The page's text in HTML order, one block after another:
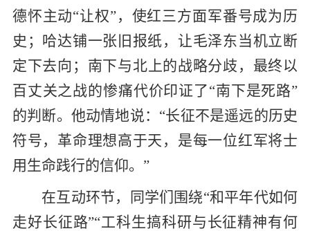
德怀主动“让权”，使红三方面军番号成为历
史；哈达铺一张旧报纸，让毛泽东当机立断
定下去向；南下与北上的战略分歧，最终以
百丈关之战的惨痛代价印证了“南下是死路”
的判断。他动情地说：“长征不是遥远的历史
符号，革命理想高于天，是每一位红军将士
用生命践行的信仰。”
在互动环节，同学们围绕“和平年代如何
走好长征路”“工科生搞科研与长征精神有何